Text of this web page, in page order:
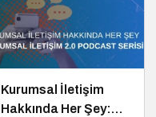
Kurumsal İletişim
Hakkında Her Şey: